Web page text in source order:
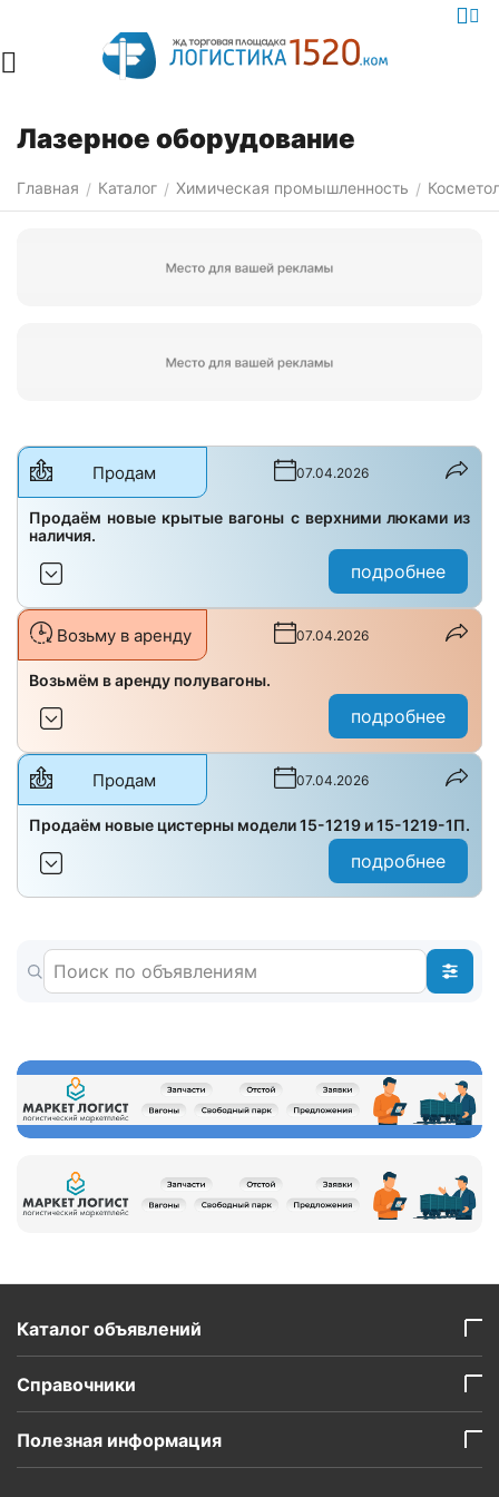
Лазерное оборудование
Главная / Каталог / Химическая промышленность /
Продам 07.04.2026
Продаём новые крытые вагоны с верхними люками из
наличия.
подробнее
Возьму в аренду 07.04.2026
Возьмём в аренду полувагоны.
подробнее
Продам 07.04.2026
Продаём новые цистерны модели 15-1219 и 15-1219-1П.
подробнее
Каталог объявлений
Справочники
Полезная информация